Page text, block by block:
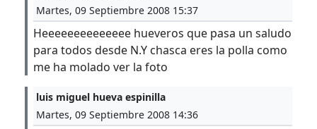
Martes, 09 Septiembre 2008 15:37
Heeeeeeeeeeeeee hueveros que pasa un saludo
para todos desde N.Y chasca eres la polla como
me ha molado ver la foto
luis miguel hueva espinilla
Martes, 09 Septiembre 2008 14:36